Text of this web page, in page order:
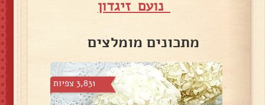
נועם זיגדון
מתכונים מומלצים
3,831 צפיות